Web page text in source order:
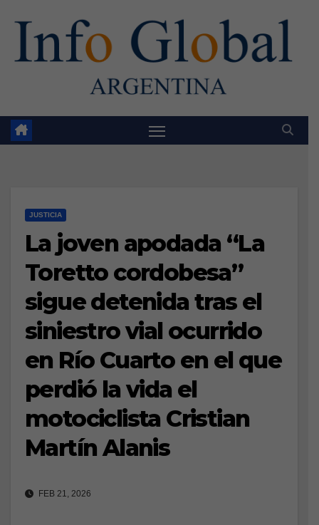
JUSTICIA
La joven apodada “La
Toretto cordobesa”
sigue detenida tras el
siniestro vial ocurrido
en Río Cuarto en el que
perdió la vida el
motociclista Cristian
Martín Alanis
FEB 21, 2026